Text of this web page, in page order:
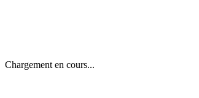
Chargement en cours...